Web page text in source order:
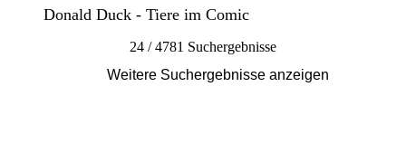
Donald Duck - Tiere im Comic
24 / 4781 Suchergebnisse
Weitere Suchergebnisse anzeigen